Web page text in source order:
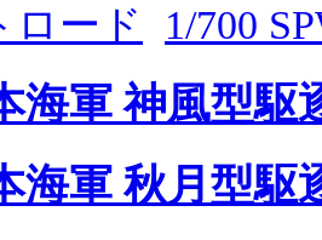
ロード 1/700
海軍 神風型駆
海軍 秋月型駆